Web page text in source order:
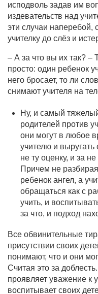
исподволь задав им
издевательств над
эти случаи наперебой,
учителку до слёз и
– А за что вы их так? –
просто: один ребенок
него бросает, то ли
снимают учителя на
Ну, и самый
родителей против
они могут в любое
учителю и
не ту оценку, и за
Причем не
ребенок ангел, а
обращаться как с
учить, и
за что, и подход
Все обвинительные
присутствии своих
понимают, что и они
Считая это за
проявляет уважение к
воспитывает своих